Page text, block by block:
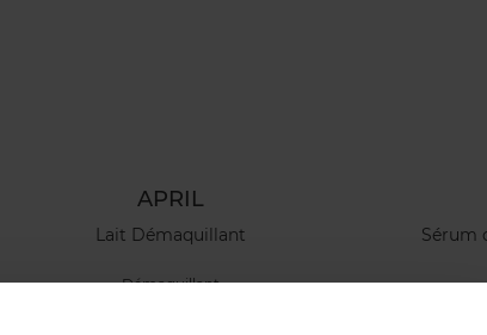
APRIL
Lait Démaquillant
Démaquillant
Sérum